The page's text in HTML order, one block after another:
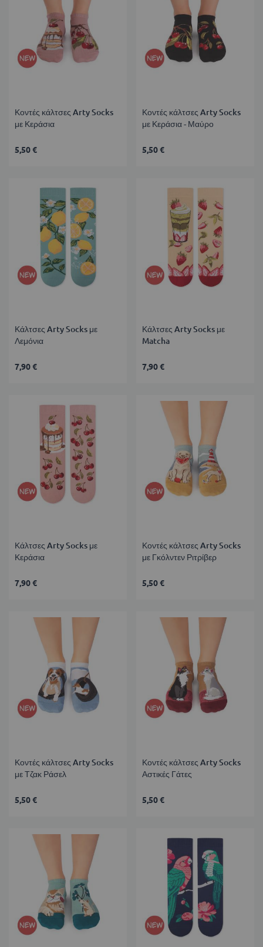
Κοντές κάλτσες Arty Socks
με Κεράσια
5,50 €
Κοντές κάλτσες Arty Socks
με Κεράσια - Μαύρο
5,50 €
Κάλτσες Arty Socks με
Λεμόνια
7,90 €
Κάλτσες Arty Socks με
Matcha
7,90 €
Κάλτσες Arty Socks με
Κεράσια
7,90 €
Κοντές κάλτσες Arty Socks
με Γκόλντεν Ριτρίβερ
5,50 €
Κοντές κάλτσες Arty Socks
με Τζακ Ράσελ
5,50 €
Κοντές κάλτσες Arty Socks
Αστικές Γάτες
5,50 €